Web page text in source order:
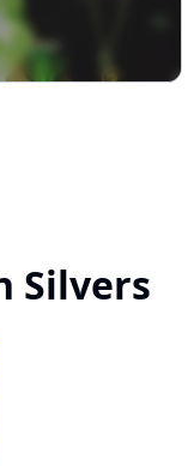
Silvers